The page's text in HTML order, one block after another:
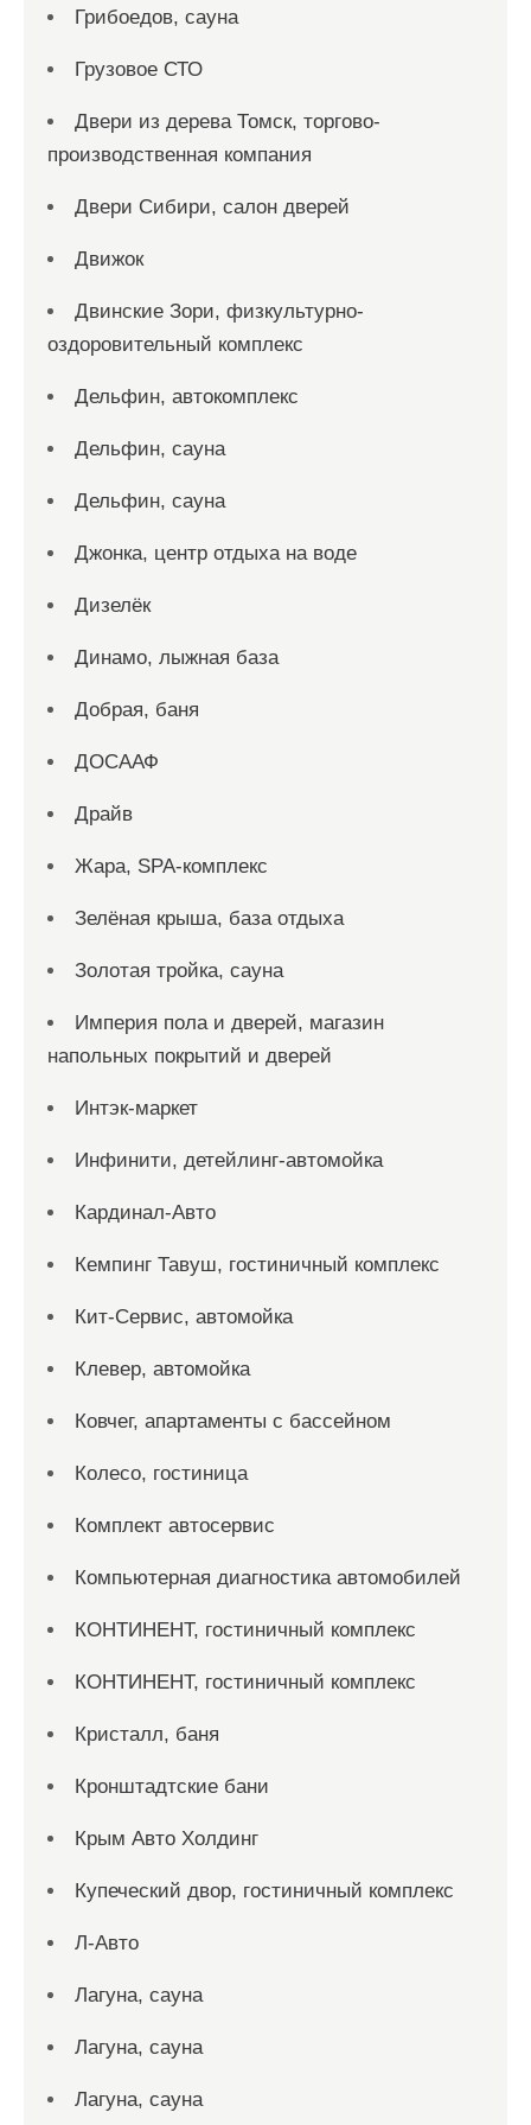
Грибоедов, сауна
Грузовое СТО
Двери из дерева Томск, торгово-
производственная компания
Двери Сибири, салон дверей
Движок
Двинские Зори, физкультурно-
оздоровительный комплекс
Дельфин, автокомплекс
Дельфин, сауна
Дельфин, сауна
Джонка, центр отдыха на воде
Дизелёк
Динамо, лыжная база
Добрая, баня
ДОСААФ
Драйв
Жара, SPA-комплекс
Зелёная крыша, база отдыха
Золотая тройка, сауна
Империя пола и дверей, магазин
напольных покрытий и дверей
Интэк-маркет
Инфинити, детейлинг-автомойка
Кардинал-Авто
Кемпинг Тавуш, гостиничный комплекс
Кит-Сервис, автомойка
Клевер, автомойка
Ковчег, апартаменты с бассейном
Колесо, гостиница
Комплект автосервис
Компьютерная диагностика автомобилей
КОНТИНЕНТ, гостиничный комплекс
КОНТИНЕНТ, гостиничный комплекс
Кристалл, баня
Кронштадтские бани
Крым Авто Холдинг
Купеческий двор, гостиничный комплекс
Л-Авто
Лагуна, сауна
Лагуна, сауна
Лагуна, сауна